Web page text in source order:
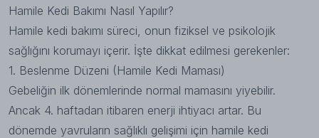
Hamile Kedi Bakımı Nasıl Yapılır?
Hamile kedi bakımı süreci, onun fiziksel ve psikolojik
sağlığını korumayı içerir. İşte dikkat edilmesi gerekenler:
1. Beslenme Düzeni (Hamile Kedi Maması)
Gebeliğin ilk dönemlerinde normal mamasını yiyebilir.
Ancak 4. haftadan itibaren enerji ihtiyacı artar. Bu
dönemde yavruların sağlıklı gelişimi için hamile kedi